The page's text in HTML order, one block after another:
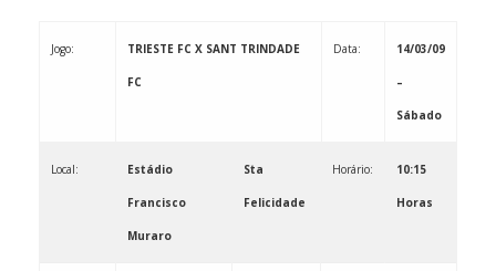
Jogo: TRIESTE FC X SANT TRINDADE
FC
Data: 14/03/09
–
Sábado
Local: Estádio
Francisco
Muraro
Sta
Felicidade
Horário: 10:15
Horas